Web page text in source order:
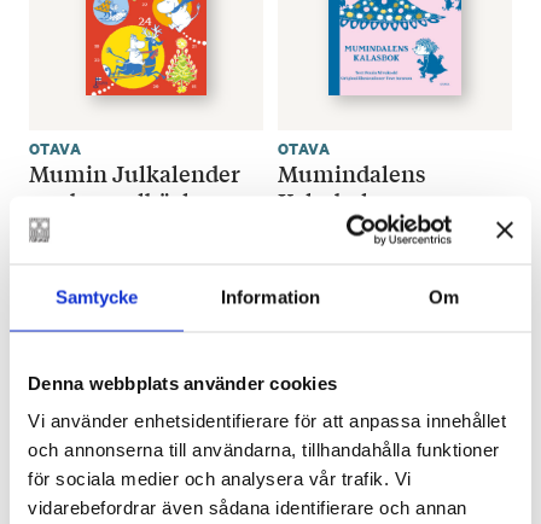
Samtycke Information Om
Denna webbplats använder cookies
Vi använder enhetsidentifierare för att anpassa innehållet
och annonserna till användarna, tillhandahålla funktioner
för sociala medier och analysera vår trafik. Vi
vidarebefordrar även sådana identifierare och annan
OTAVA
Mumin Julkalender
med pysselböcker
€27.20
OTAVA
Mumindalens
Kalasbok
27.95